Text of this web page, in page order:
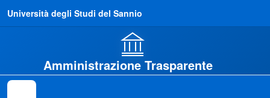
Università degli Studi del Sannio
Amministrazione Trasparente